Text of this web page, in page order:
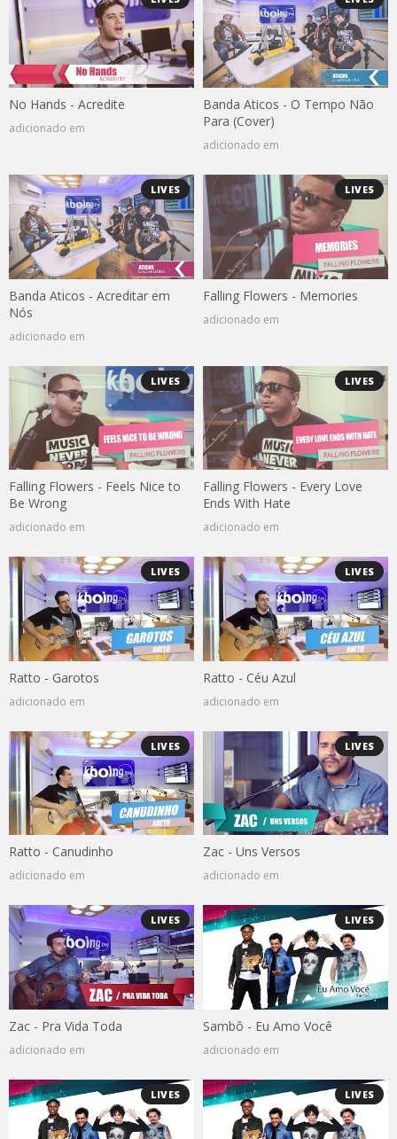
No Hands - Acredite
adicionado em
Banda Aticos - O Tempo Não
Para (Cover)
adicionado em
LIVES
Banda Aticos - Acreditar em
Nós
adicionado em
LIVES
Falling Flowers - Memories
adicionado em
LIVES
Falling Flowers - Feels Nice to
Be Wrong
adicionado em
LIVES
Falling Flowers - Every Love
Ends With Hate
adicionado em
LIVES
Ratto - Garotos
adicionado em
LIVES
Ratto - Céu Azul
adicionado em
LIVES
Ratto - Canudinho
adicionado em
LIVES
Zac - Uns Versos
adicionado em
LIVES
Zac - Pra Vida Toda
adicionado em
LIVES
Sambô - Eu Amo Você
adicionado em
LIVES LIVES